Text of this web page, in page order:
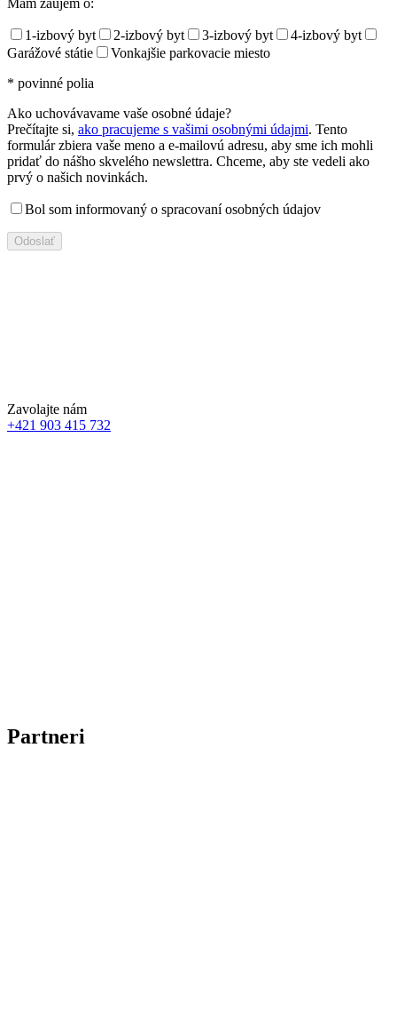
Mám záujem o:
1-izbový byt 2-izbový byt 3-izbový byt
4-izbový byt
Garážové státie
Vonkajšie parkovacie miesto
* povinné polia
Ako uchovávavame vaše osobné údaje?
Prečítajte si, ako pracujeme s vašimi osobnými údajmi. Tento
formulár zbiera vaše meno a e-mailovú adresu, aby sme ich mohli
pridať do nášho skvelého newslettra. Chceme, aby ste vedeli ako
prvý o našich novinkách.
Bol som informovaný o spracovaní osobných údajov
Zavolajte nám
+421 903 415 732
Partneri